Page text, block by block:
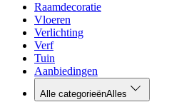
Raamdecoratie
Vloeren
Verlichting
Verf
Tuin
Aanbiedingen
Alle categorieënAlles